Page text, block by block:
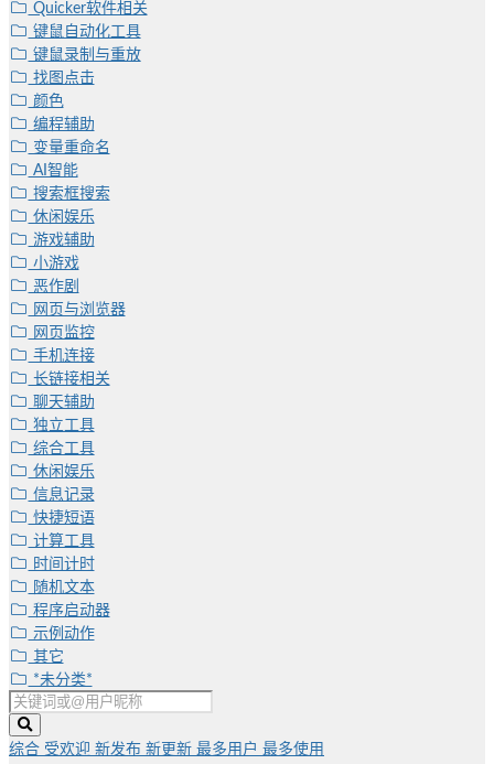
Quicker软件相关
键鼠自动化工具
键鼠录制与重放
找图点击
颜色
编程辅助
变量重命名
AI智能
搜索框搜索
休闲娱乐
游戏辅助
小游戏
恶作剧
网页与浏览器
网页监控
手机连接
长链接相关
聊天辅助
独立工具
综合工具
休闲娱乐
信息记录
快捷短语
计算工具
时间计时
随机文本
程序启动器
示例动作
其它
*未分类*
综合 受欢迎 新发布 新更新 最多用户 最多使用